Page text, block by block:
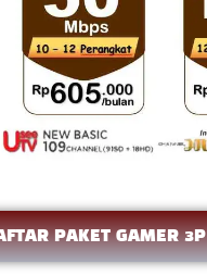
PAKET GAMER 3P